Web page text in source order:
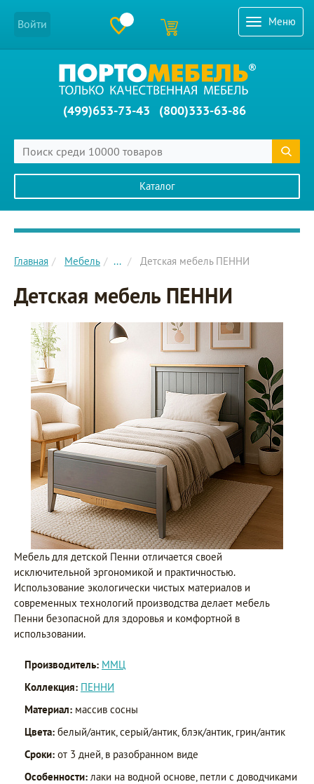
Меню
Войти
(499)653-73-43 (800)333-63-86
Каталог
Главное меню сайта
Главная Мебель ... Детская мебель ПЕННИ
Детская мебель ПЕННИ
Мебель для детской Пенни отличается своей
исключительной эргономикой и практичностью.
Использование экологически чистых материалов и
современных технологий производства делает мебель
Пенни безопасной для здоровья и комфортной в
использовании.
Производитель: ММЦ
Коллекция: ПЕННИ
Материал: массив сосны
Цвета: белый/антик, серый/антик, блэк/антик, грин/антик
Сроки: от 3 дней, в разобранном виде
Особенности: лаки на водной основе, петли с доводчиками